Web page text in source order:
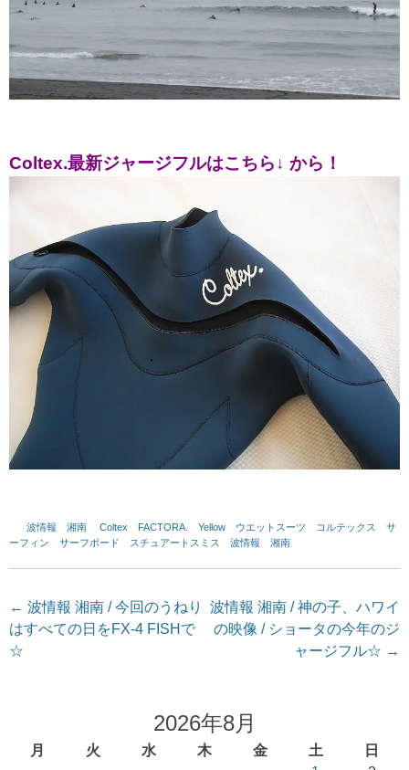
Coltex.最新ジャージフルはこちら↓ から！
波情報 湘南 Coltex FACTORA. Yellow ウエットスーツ コルテックス
サ
ーフィン
サーフボード スチュアートスミス 波情報 湘南
投
稿
ナ
← 波情報 湘南 / 今回のうねり
はすべての日をFX-4 FISHで
☆
波情報 湘南 / 神の子、ハワイ
の映像 / ショータの今年のジ
ャージフル☆ →
2026年8月
月 火 水 木 金 土
日